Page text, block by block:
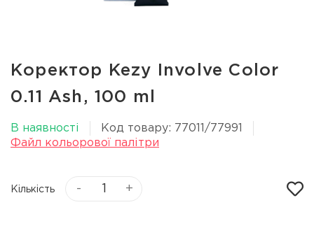
Коректор Kezy Involve Сolor
0.11 Ash, 100 ml
В наявності
Код товару: 77011/77991
Файл кольорової палітри
Кількість - +